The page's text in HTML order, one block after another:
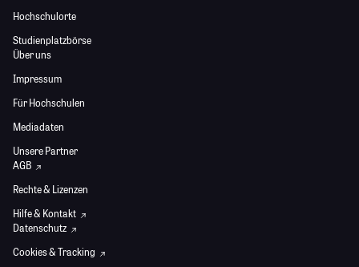
Hochschulorte
Studienplatzbörse
Über uns
Impressum
Für Hochschulen
Mediadaten
Unsere Partner
AGB
Rechte & Lizenzen
Hilfe & Kontakt
Datenschutz
Cookies & Tracking